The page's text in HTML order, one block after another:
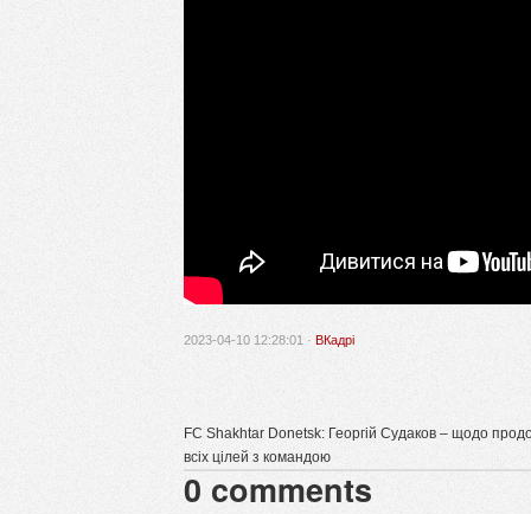
2023-04-10 12:28:01 · ВКадрі
FC Shakhtar Donetsk: Георгій Судаков – щодо
всіх цілей з командою
0 comments